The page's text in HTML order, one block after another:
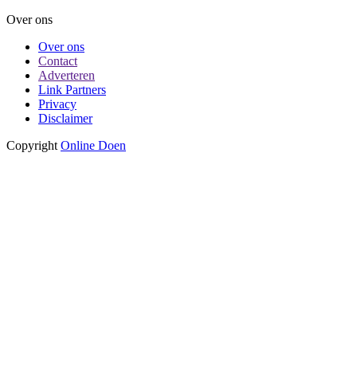
Over ons
Over ons
Contact
Adverteren
Link Partners
Privacy
Disclaimer
Copyright Online Doen